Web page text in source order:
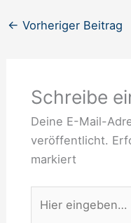
← Vorheriger Beitrag
Schreibe
Deine E-Mail-
veröffentlicht.
markiert
eingeben…